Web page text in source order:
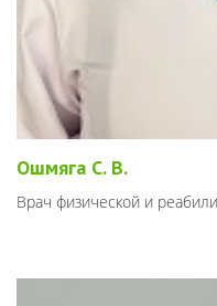
Ошмяга С. В.
Врач физической и